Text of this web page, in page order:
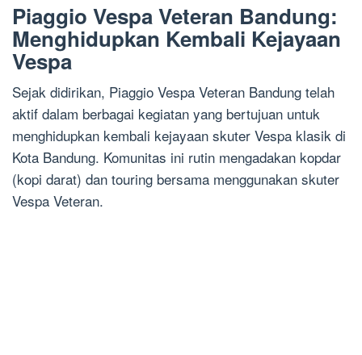
Piaggio Vespa Veteran Bandung:
Menghidupkan Kembali Kejayaan
Vespa
Sejak didirikan, Piaggio Vespa Veteran Bandung telah
aktif dalam berbagai kegiatan yang bertujuan untuk
menghidupkan kembali kejayaan skuter Vespa klasik di
Kota Bandung. Komunitas ini rutin mengadakan kopdar
(kopi darat) dan touring bersama menggunakan skuter
Vespa Veteran.